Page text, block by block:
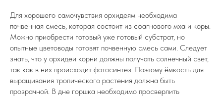
Для хорошего самочувствия орхидеям необходима
почвенная смесь, которая состоит из сфагнового мха и коры.
Можно приобрести готовый уже готовый субстрат, но
опытные цветоводы готовят почвенную смесь сами. Следует
знать, что у орхидеи корни должны получать солнечный свет,
так как в них происходит фотосинтез. Поэтому ёмкость для
выращивания тропического растения должна быть
прозрачной. В дне горшка необходимо просверлить